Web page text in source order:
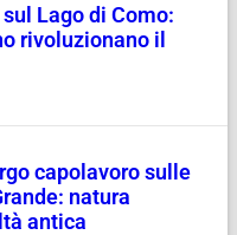
Lago di Como:
rivoluzionano il
capolavoro sulle
natura
antica